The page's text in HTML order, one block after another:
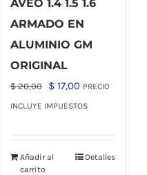
AVEO 1.4 1.5 1.6
ARMADO EN
ALUMINIO GM
ORIGINAL
$20,00
El
precio
$ 20,00.
$ 17,00El
precio
$ 17,00.
PRECIO
INCLUYE IMPUESTOS
Añadir al
carrito
Detalles